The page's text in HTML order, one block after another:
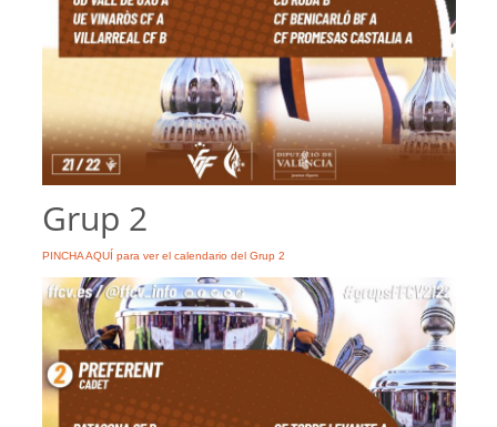
Grup 2
PINCHA AQUÍ para ver el calendario del Grup 2